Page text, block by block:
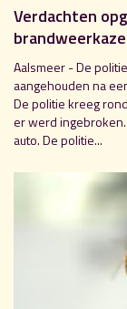
Verdachten
Aalsmeer - De
aangehouden na
De politie kreeg
er werd
auto. De politie...